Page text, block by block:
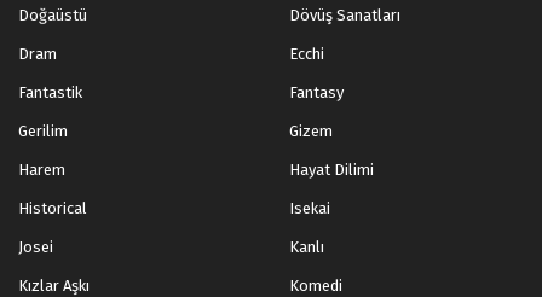
Tales of Herding Gods 14.Bölüm izle
Tales of Herding Gods 12.Bölüm izle
Doğaüstü Dövüş Sanatları
Dram Ecchi
Fantastik Fantasy
Gerilim Gizem
Harem Hayat Dilimi
Historical Isekai
Josei Kanlı
Kızlar Aşkı Komedi